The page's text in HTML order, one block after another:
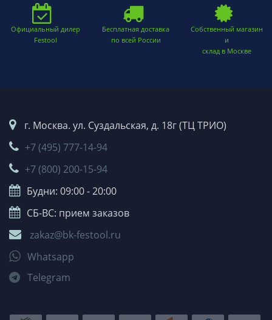
Официальный дилер
Festool
Бесплатная доставка
по всей России
Собственный магазин
и
склад в Москве
г. Москва. ул. Суздальская, д. 18г (ТЦ ТРИО)
+7 (495) 777-14-94
+7 (800) 200-15-94
Будни: 09:00 - 20:00
СБ-ВС: прием заказов
zakaz@bk-festool.ru
Whatsapp
Telegram